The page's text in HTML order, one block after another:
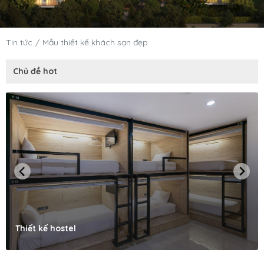
Tin tức Mẫu thiết kế khách sạn đẹp
Chủ đề hot
Thiết kế hostel